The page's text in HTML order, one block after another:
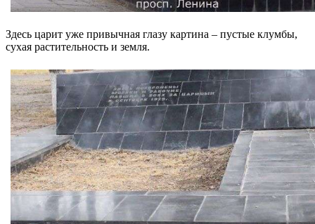
Здесь царит уже привычная глазу картина – пустые клумбы,
сухая растительность и земля.